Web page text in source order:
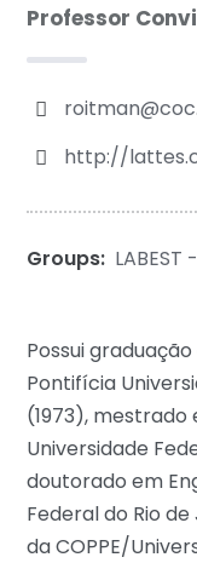
Professor
http://
Groups:
Possui
Pontifícia
(1973), mestrado
Universidade
doutorado em
Federal do Rio
da COPPE/